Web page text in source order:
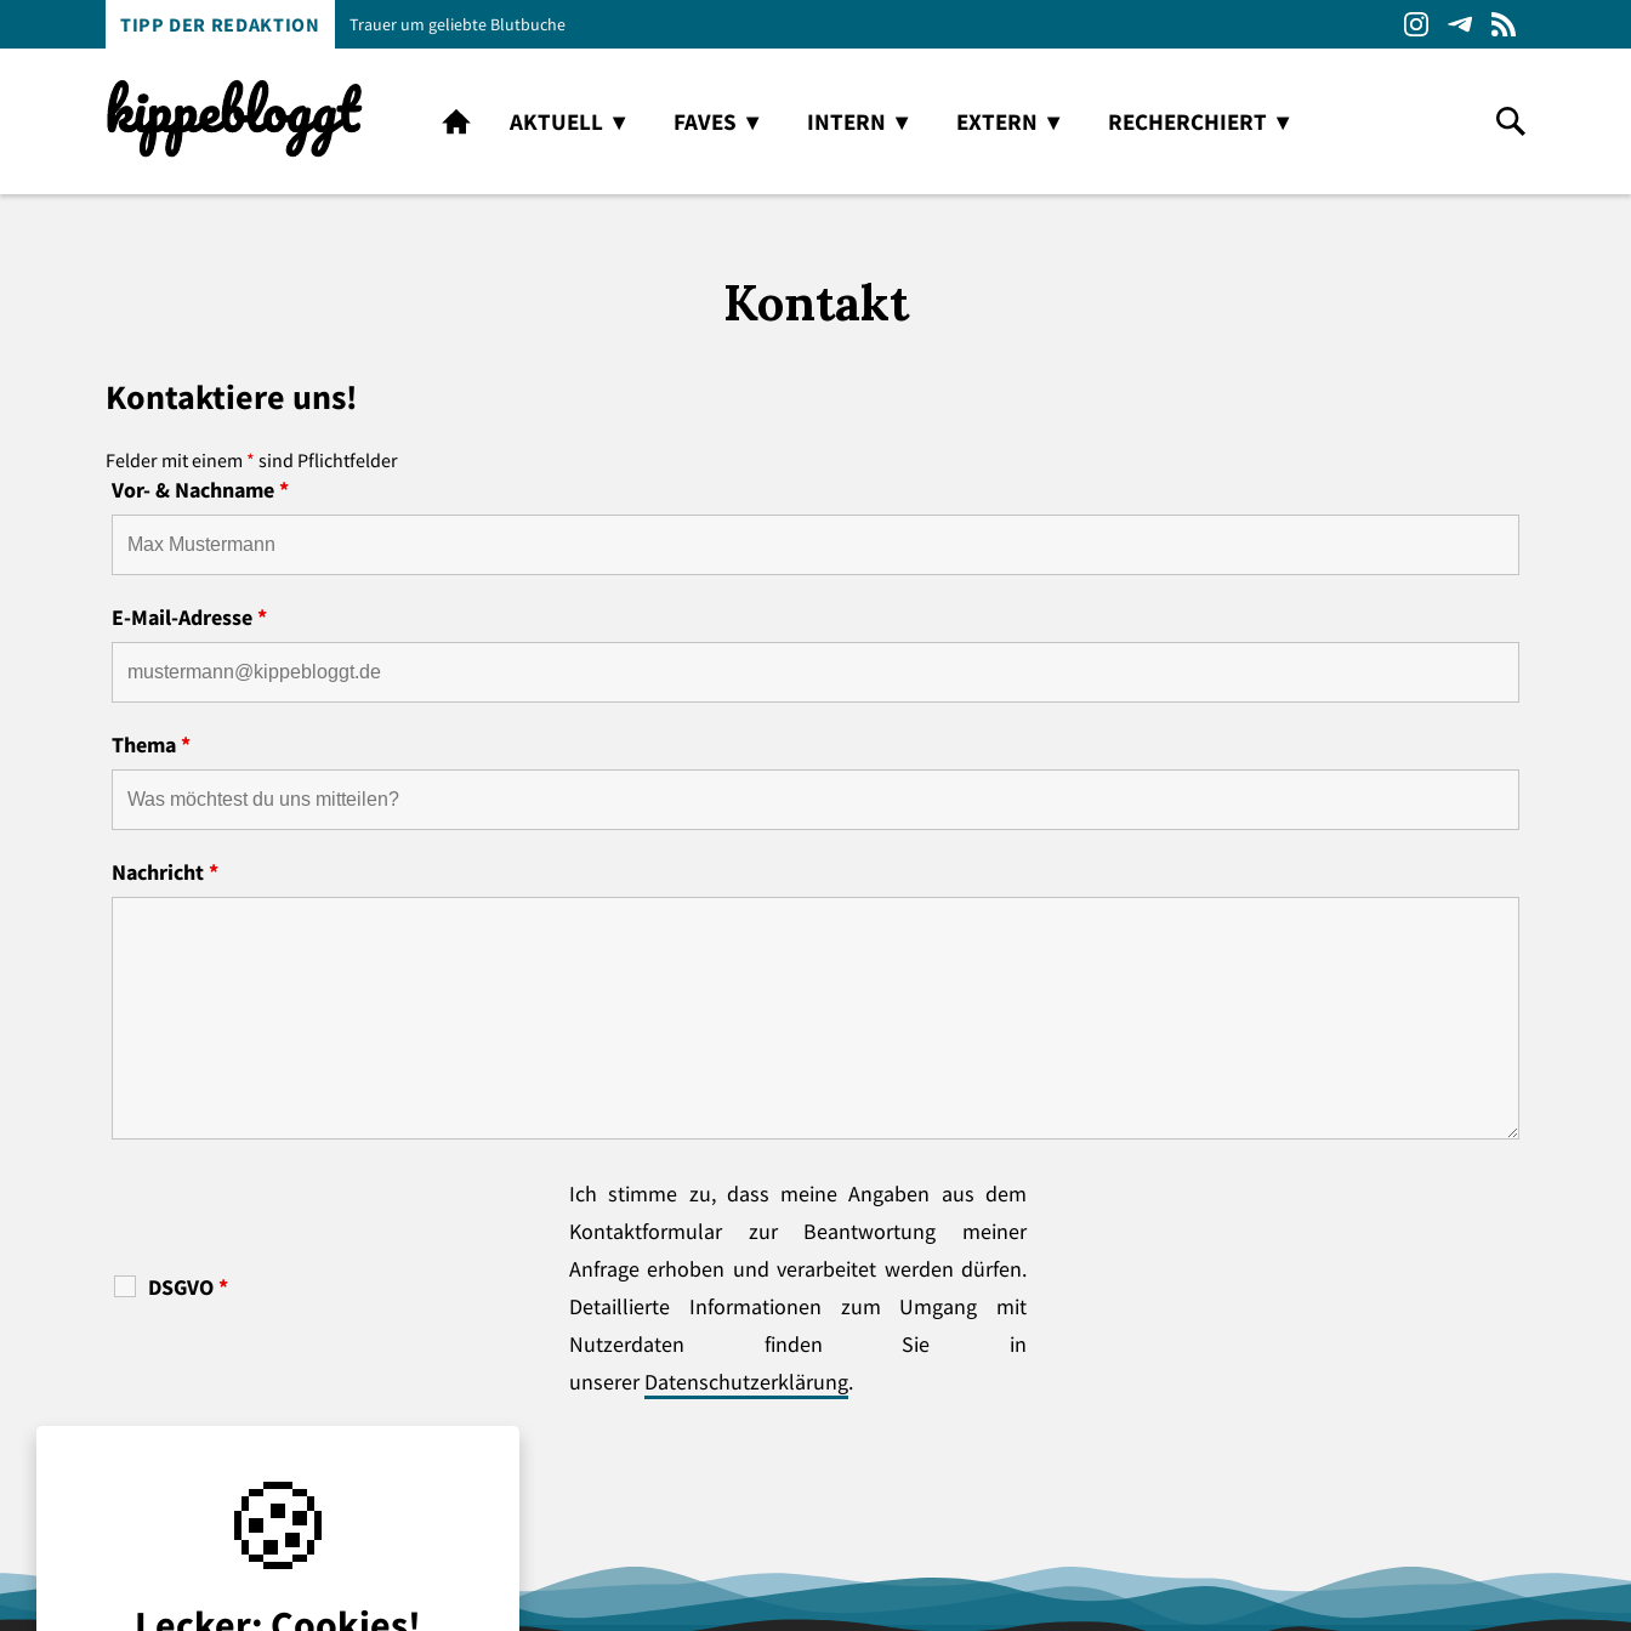
TIPP DER REDAKTION Trauer um geliebte Blutbuche
AKTUELL FAVES INTERN EXTERN RECHERCHIERT
Kontakt
Kontaktiere uns!
Felder mit einem * sind Pflichtfelder
Vor- & Nachname*
E-Mail-Adresse*
Thema*
Nachricht*
DSGVO*
Ich stimme zu, dass meine Angaben aus dem
Kontaktformular zur Beantwortung meiner
Anfrage erhoben und verarbeitet werden dürfen.
Detaillierte Informationen zum Umgang mit
Nutzerdaten finden Sie in
unsererDatenschutzerklärung.
🍪